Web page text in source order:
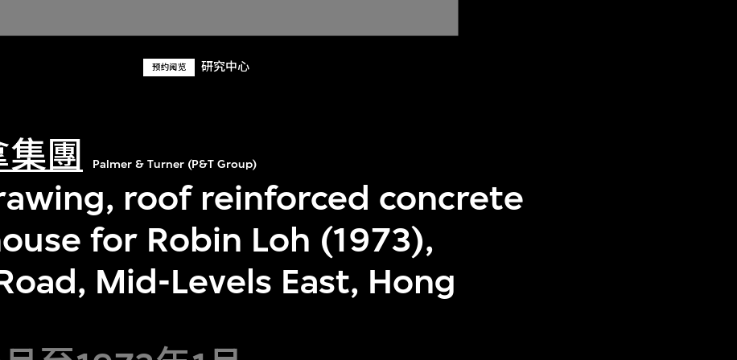
预约阅览 研究中心
團 Palmer & Turner (P&T Group)
roof reinforced concrete
for Robin Loh (1973),
Mid-Levels East, Hong